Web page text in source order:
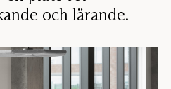
och lärande.